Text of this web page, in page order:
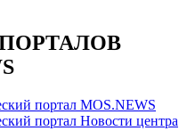
портал MOS.NEWS
портал Новости центра